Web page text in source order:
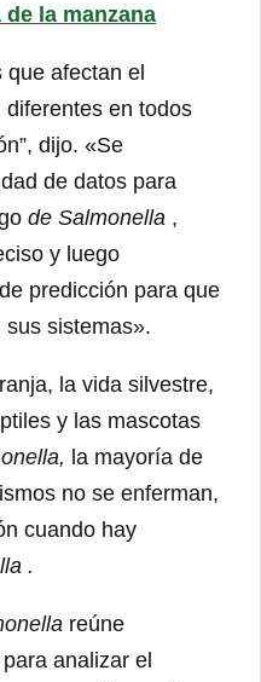
la manzana
que afectan el
diferentes en todos
dijo. «Se
de datos para
de Salmonella ,
y luego
predicción para que
sistemas».
la vida silvestre,
y las mascotas
la mayoría de
no se enferman,
cuando hay
.
reúne
analizar el